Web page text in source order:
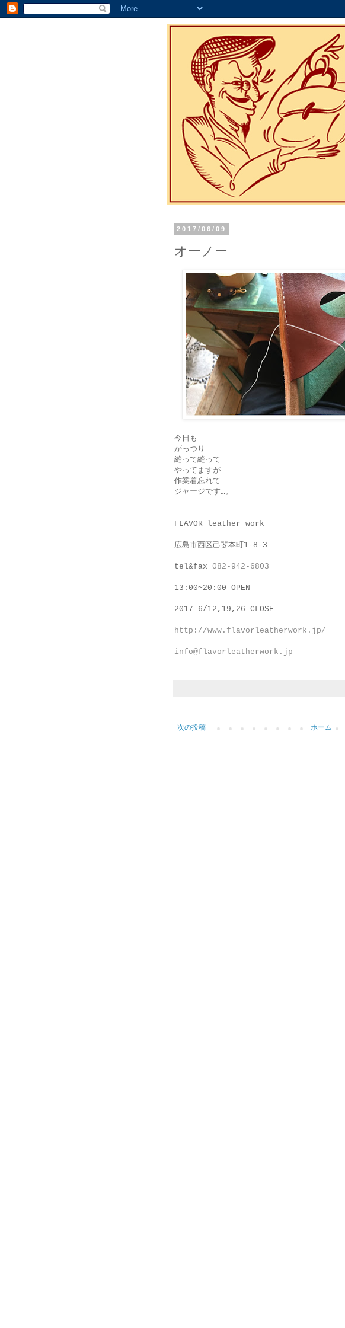
2017/06/09
オーノー
今日も
がっつり
縫って縫って
やってますが
作業着忘れて
ジャージです…。
FLAVOR leather work
広島市西区己斐本町1-8-3
tel&fax 082-942-6803
13:00~20:00 OPEN
2017 6/12,19,26 CLOSE
http://www.flavorleatherwork.jp/
info@flavorleatherwork.jp
次の投稿 ホーム